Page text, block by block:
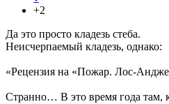
+2
Да это просто кладезь стеба.
Неисчерпаемый кладезь, однако:
«Рецензия на «Пожар. Лос-
Странно… В это время года там,